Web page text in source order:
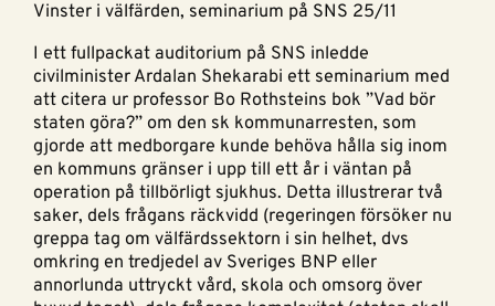
Vinster i välfärden, seminarium på SNS 25/11
I ett fullpackat auditorium på SNS inledde
civilminister Ardalan Shekarabi ett seminarium med
att citera ur professor Bo Rothsteins bok ”Vad bör
staten göra?” om den sk kommunarresten, som
gjorde att medborgare kunde behöva hålla sig inom
en kommuns gränser i upp till ett år i väntan på
operation på tillbörligt sjukhus. Detta illustrerar två
saker, dels frågans räckvidd (regeringen försöker nu
greppa tag om välfärdssektorn i sin helhet, dvs
omkring en tredjedel av Sveriges BNP eller
annorlunda uttryckt vård, skola och omsorg över